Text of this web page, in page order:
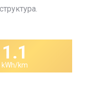
1.1
kWh/km